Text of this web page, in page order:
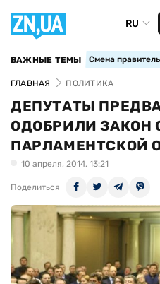
RU
ВАЖНЫЕ ТЕМЫ Смена
ГЛАВНАЯ ПОЛИТИКА
ДЕПУТАТЫ
ОДОБРИЛИ ЗАКОН
ПАРЛАМЕНТСКОЙ
10 апреля, 2014, 13:21
Поделиться